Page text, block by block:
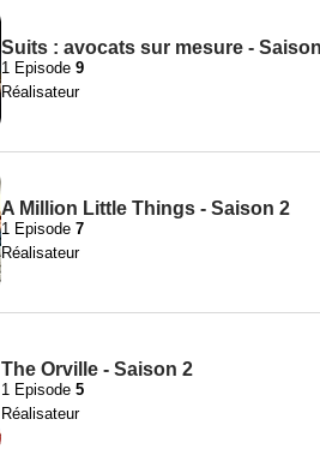
Suits : avocats sur mesure -
1 Episode 9
Réalisateur
A Million Little Things - Saison 2
1 Episode 7
Réalisateur
The Orville - Saison 2
1 Episode 5
Réalisateur